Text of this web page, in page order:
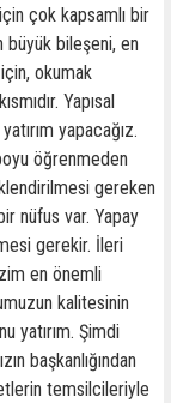
çok kapsamlı bir
bileşeni, en
okumak
Yapısal
yapacağız.
öğrenmeden
gereken
nüfus var. Yapay
gerekir. İleri
en önemli
kalitesinin
yatırım. Şimdi
başkanlığından
temsilcileriyle